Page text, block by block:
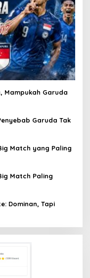
Mampukah Garuda
Garuda Tak
Match yang Paling
Match Paling
Dominan, Tapi